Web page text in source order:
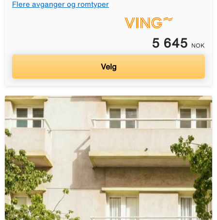
Flere avganger og romtyper
5 645 NOK
Velg